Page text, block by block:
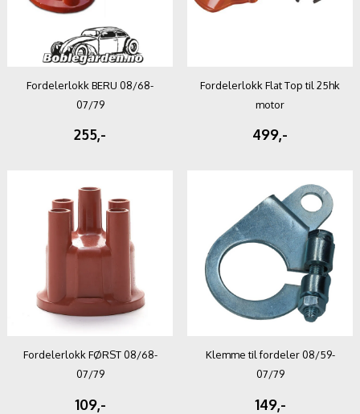
Fordelerlokk BERU 08/68-
07/79
255,-
Fordelerlokk Flat Top til 25hk
motor
499,-
Fordelerlokk FØRST 08/68-
07/79
109,-
Klemme til fordeler 08/59-
07/79
149,-